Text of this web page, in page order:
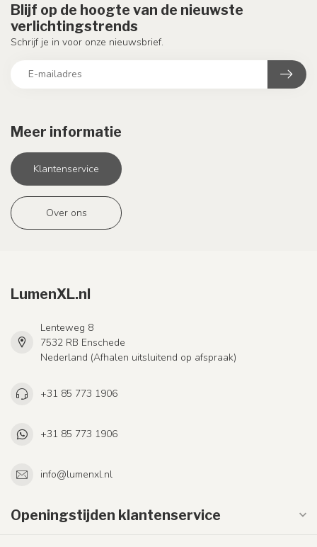
Meer informatie
Klantenservice
Over ons
Blijf op de hoogte van de nieuwste
verlichtingstrends
Schrijf je in voor onze nieuwsbrief.
LumenXL.nl
Lenteweg 8
7532 RB Enschede
Nederland (Afhalen uitsluitend op afspraak)
+31 85 773 1906
+31 85 773 1906
info@lumenxl.nl
Openingstijden klantenservice